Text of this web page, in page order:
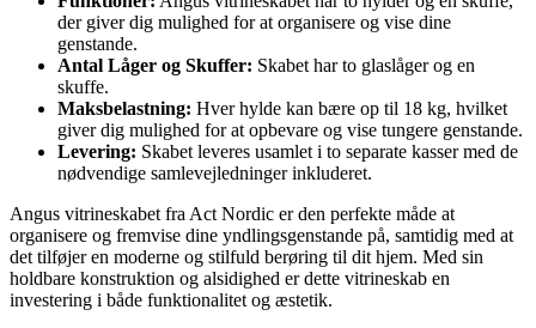
der giver dig mulighed for at organisere og vise dine
genstande.
Antal Låger og Skuffer: Skabet har to glaslåger og en
skuffe.
Maksbelastning: Hver hylde kan bære op til 18 kg, hvilket
giver dig mulighed for at opbevare og vise tungere genstande.
Levering: Skabet leveres usamlet i to separate kasser med de
nødvendige samlevejledninger inkluderet.
Angus vitrineskabet fra Act Nordic er den perfekte måde at
organisere og fremvise dine yndlingsgenstande på, samtidig med at
det tilføjer en moderne og stilfuld berøring til dit hjem. Med sin
holdbare konstruktion og alsidighed er dette vitrineskab en
investering i både funktionalitet og æstetik.